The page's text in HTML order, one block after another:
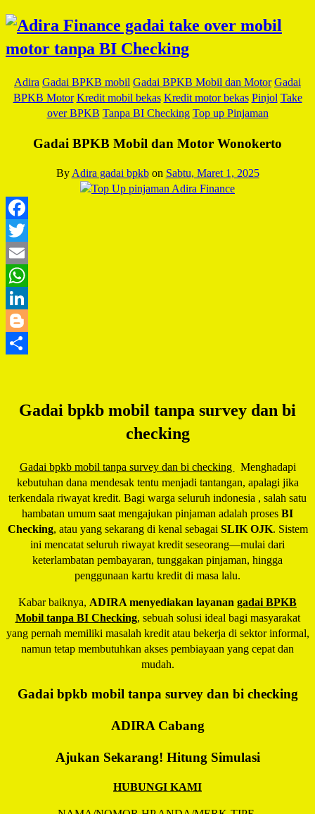
Adira Gadai BPKB mobil Gadai BPKB Mobil dan Motor Gadai
BPKB Motor Kredit mobil bekas Kredit motor bekas Pinjol Take
over BPKB Tanpa BI Checking Top up Pinjaman
Gadai BPKB Mobil dan Motor Wonokerto
By Adira gadai bpkb on Sabtu, Maret 1, 2025
Gadai bpkb mobil tanpa survey dan bi
checking
Gadai bpkb mobil tanpa survey dan bi checking
Menghadapi
kebutuhan dana mendesak tentu menjadi tantangan, apalagi jika
terkendala riwayat kredit. Bagi warga seluruh indonesia , salah satu
hambatan umum saat mengajukan pinjaman adalah proses BI
Checking, atau yang sekarang di kenal sebagai SLIK OJK. Sistem
ini mencatat seluruh riwayat kredit seseorang—mulai dari
keterlambatan pembayaran, tunggakan pinjaman, hingga
penggunaan kartu kredit di masa lalu.
Kabar baiknya, ADIRA menyediakan layanan gadai BPKB
Mobil tanpa BI Checking, sebuah solusi ideal bagi masyarakat
yang pernah memiliki masalah kredit atau bekerja di sektor informal,
namun tetap membutuhkan akses pembiayaan yang cepat dan
mudah.
Gadai bpkb mobil tanpa survey dan bi checking
ADIRA Cabang
Ajukan Sekarang! Hitung Simulasi
HUBUNGI KAMI